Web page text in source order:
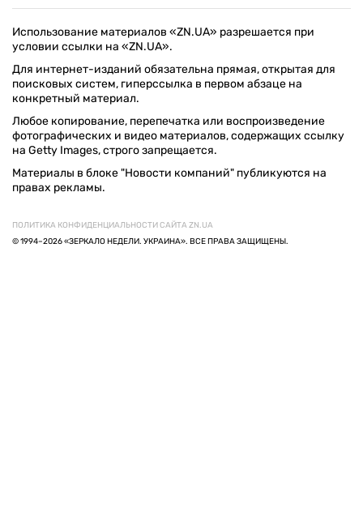
Использование материалов «ZN.UA» разрешается при
условии ссылки на «ZN.UA».
Для интернет-изданий обязательна прямая, открытая для
поисковых систем, гиперссылка в первом абзаце на
конкретный материал.
Любое копирование, перепечатка или воспроизведение
фотографических и видео материалов, содержащих ссылку
на Getty Images, строго запрещается.
Материалы в блоке "Новости компаний" публикуются на
правах рекламы.
ПОЛИТИКА КОНФИДЕНЦИАЛЬНОСТИ САЙТА ZN.UA
© 1994–2026 «ЗЕРКАЛО НЕДЕЛИ. УКРАИНА». ВСЕ ПРАВА ЗАЩИЩЕНЫ.